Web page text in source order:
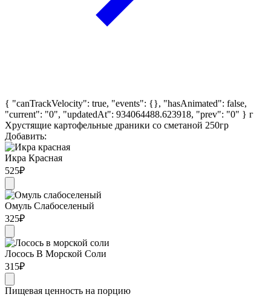
{ "canTrackVelocity": true, "events": {}, "hasAnimated": false,
"current": "0", "updatedAt": 934064488.623918, "prev": "0" } г
Хрустящие картофельные драники со сметаной 250гр
Добавить:
Икра Красная
525₽
Омуль Слабоселеный
325₽
Лосось В Морской Соли
315₽
Пищевая ценность на порцию